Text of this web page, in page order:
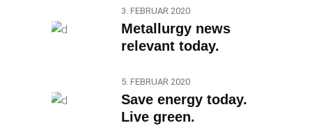
3. FEBRUAR 2020
Metallurgy news
relevant today.
5. FEBRUAR 2020
Save energy today.
Live green.